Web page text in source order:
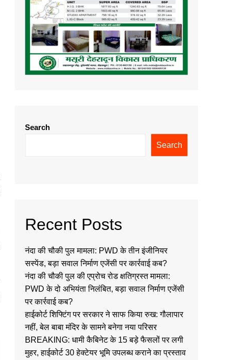
Search
Search
Recent Posts
नंदा की चौकी पुल मामला: PWD के तीन इंजीनियर
सस्पेंड, बड़ा सवाल निर्माण एजेंसी पर कार्रवाई कब?
नंदा की चौकी पुल की एप्रोच रोड क्षतिग्रस्त मामला:
PWD के दो अभियंता निलंबित, बड़ा सवाल निर्माण एजेंसी
पर कार्रवाई कब?
हाईकोर्ट शिफ्टिंग पर सरकार ने साफ किया रुख: गौलापार
नहीं, बेल बाबा मंदिर के सामने बनेगा नया परिसर
BREAKING: धामी कैबिनेट के 15 बड़े फैसलों पर लगी
मुहर, हाईकोर्ट 30 हेक्टेयर भूमि उपलब्ध कराने का प्रस्ताव